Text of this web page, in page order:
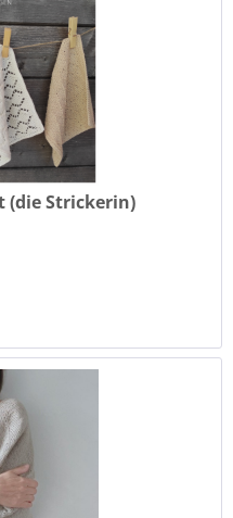
(die Strickerin)